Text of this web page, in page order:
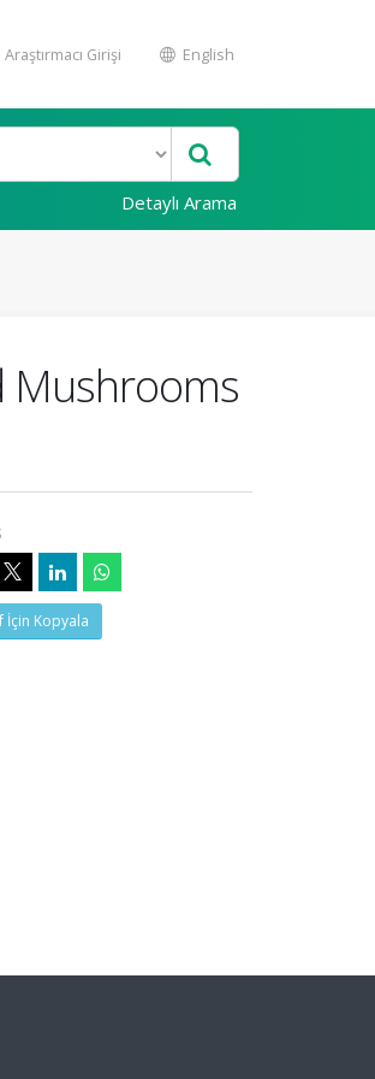
Araştırmacı Girişi English
Detaylı Arama
Mushrooms
İçin Kopyala